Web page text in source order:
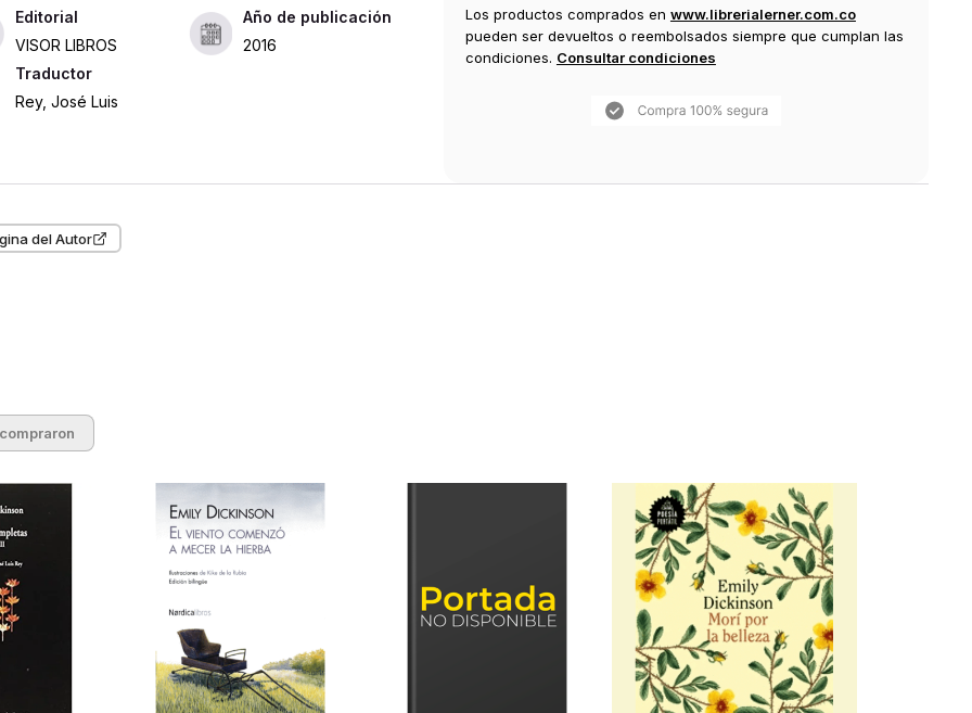
en 1830, y allí también falleció en 1886.
Editorial
VISOR LIBROS
Año de publicación
2016
Traductor
Rey, José Luis
Los productos comprados en www.librerialerner.com.co
pueden ser devueltos o reembolsados siempre que cumplan las
condiciones. Consultar condiciones
del Autor